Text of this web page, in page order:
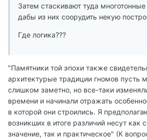
Затем стаскивают туда
дабы из них соорудить некую
Где логика???
"Памятники той эпохи также
архитектурые традиции гномов пусть
слишком заметно, но все-таки
времени и начинали отражать
в которой они строились. Я
возникших в итоге различий несут как
значение, так и практическое" (К